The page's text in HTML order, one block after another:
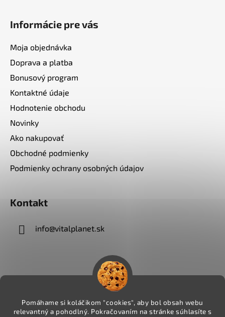
Pomáhame si koláčikom "cookies", aby bol obsah webu
relevantný a pohodlný. Pokračovaním na stránke súhlasíte s
Informácie pre vás
Moja objednávka
Doprava a platba
Bonusový program
Kontaktné údaje
Hodnotenie obchodu
Novinky
Ako nakupovať
Obchodné podmienky
Podmienky ochrany osobných údajov
Kontakt
info@vitalplanet.sk